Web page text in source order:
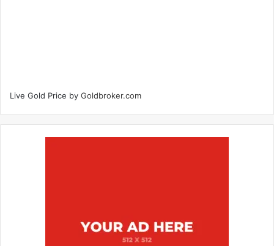
Live Gold Price by Goldbroker.com